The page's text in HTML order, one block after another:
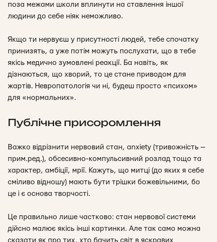
поза межами школи вплинути на ставлення іншої
людини до себе ніяк неможливо.
Якщо ти нервуєш у присутності людей, тебе спочатку
принизять, а уже потім можуть послухати, що в тебе
якісь медично зумовлені реакції. Ба навіть, як
дізнаються, що хворий, то це стане приводом для
жартів. Невропатологія чи ні, будеш просто «психом»
для «нормальних».
Публічне присоромлення
Важко відрізнити нервовий стан, anxiety (тривожність —
прим.ред.), обсесивно-компульсивний розлад тощо та
характер, амбіції, мрії. Кажуть, що митці (до яких я себе
сміливо відношу) мають бути трішки божевільними, бо
це і є основа творчості.
Це правильно лише частково: стан нервової системи
дійсно малює якісь інші картинки. Але так само можна
сказати як про тих, хто бачить світ в яскравих